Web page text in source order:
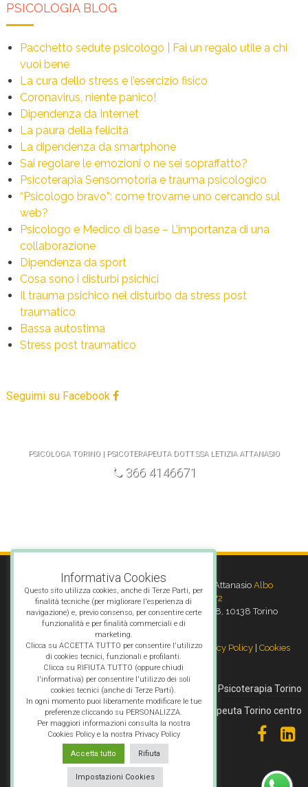
PSICOLOGIA BLOG
Pacchetto sedute psicologo | Fai un regalo utile a chi
vuoi bene
La cura dello stress e l’esercizio fisico
Coronavirus, niente panico!
Dipendenza da Internet
La paura della felicità
La dipendenza da smartphone
Sai regolare le emozioni o ne sei sopraffatto?
Psicoterapia Sensomotoria e trauma psicologico
“Psicologo bravo”: come trovarne uno cercando sul
web?
Psicologo e Medico di base – L’importanza di una
collaborazione
Dipendenza da sport
Cosa sono i disturbi psichici
Il trauma psichico nel disturbo da stress post
traumatico
Bassa autostima
Stress post traumatico
Seguimi su Facebook
PSICOLOGA TORINO | PSICOTERAPEUTA DOTT.SSA LETIZIA ATTANASIO
366 4146671
Psicoterapeuta Torino - Dott.ssa Letizia Attanasio Albo
Psicoterapeuti Torino n° 5272
Sede legale: Via Giambattista Gropello, 18, 10138 Torino
Telefono:366 4146671
P.IVA 10376210018 | Informativa sullaPrivacy Policy |Cookies
Policy
Chi sono
Psicoterapia Torino
Psicoterapeuta Torino centro
Informativa Cookies
Questo sito utilizza cookies, anche di Terze Parti, per
finalità tecniche (per migliorare l'esperienza di
navigazione) e, previo consenso, per consentire certe
funzionalità e per finalità commerciali e di
marketing.
Clicca su ACCETTA TUTTO per consentire l'utilizzo
di cookies tecnici, funzionali e profilanti.
Clicca su RIFIUTA TUTTO (oppure chiudi
l'informativa) per consentire l'utilizzo dei soli
cookies tecnici (anche di Terze Parti).
In ogni momento puoi liberamente modificare le tue
preferenze cliccando su PERSONALIZZA.
Per maggiori informazioni consulta la nostra
Cookies Policy e la nostra Privacy Policy
Accetta tutto Rifiuta
Impostazioni Cookies